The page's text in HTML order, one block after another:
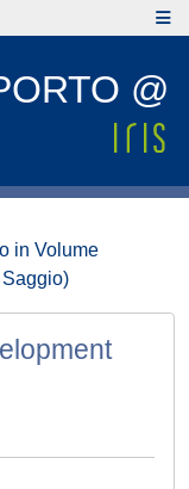
@
in Volume